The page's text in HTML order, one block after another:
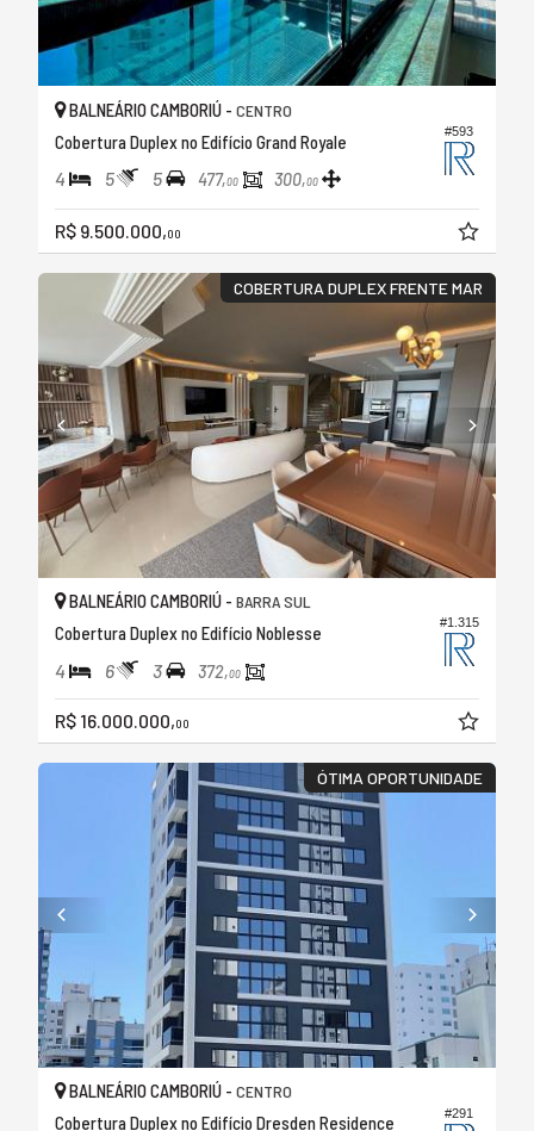
#593
BALNEÁRIO CAMBORIÚ - CENTRO
Cobertura Duplex no Edifício Grand Royale
4 5 5 477,00 300,00
R$ 9.500.000,00
COBERTURA DUPLEX FRENTE MAR
#1.315
BALNEÁRIO CAMBORIÚ - BARRA SUL
Cobertura Duplex no Edifício Noblesse
4 6 3 372,00
R$ 16.000.000,00
ÓTIMA OPORTUNIDADE
#291
BALNEÁRIO CAMBORIÚ - CENTRO
Cobertura Duplex no Edifício Dresden Residence